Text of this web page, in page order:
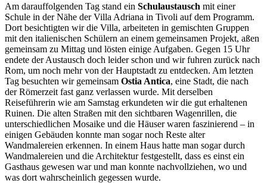
Am darauffolgenden Tag stand ein Schulaustausch mit einer
Schule in der Nähe der Villa Adriana in Tivoli auf dem Programm.
Dort besichtigten wir die Villa, arbeiteten in gemischten Gruppen
mit den italienischen Schülern an einem gemeinsamen Projekt, aßen
gemeinsam zu Mittag und lösten einige Aufgaben. Gegen 15 Uhr
endete der Austausch doch leider schon und wir fuhren zurück nach
Rom, um noch mehr von der Hauptstadt zu entdecken. Am letzten
Tag besuchten wir gemeinsam Ostia Antica, eine Stadt, die nach
der Römerzeit fast ganz verlassen wurde. Mit derselben
Reiseführerin wie am Samstag erkundeten wir die gut erhaltenen
Ruinen. Die alten Straßen mit den sichtbaren Wagenrillen, die
unterschiedlichen Mosaike und die Häuser waren faszinierend – in
einigen Gebäuden konnte man sogar noch Reste alter
Wandmalereien erkennen. In einem Haus hatte man sogar durch
Wandmalereien und die Architektur festgestellt, dass es einst ein
Gasthaus gewesen war und man konnte nachvollziehen, wo und
was dort wahrscheinlich gegessen wurde.